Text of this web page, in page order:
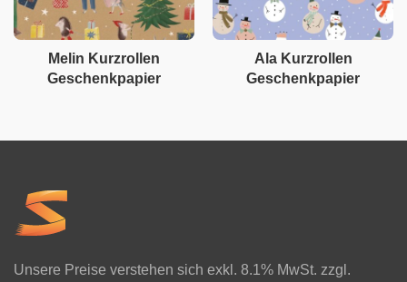
Melin Kurzrollen
Geschenkpapier
Ala Kurzrollen
Geschenkpapier
Unsere Preise verstehen sich exkl. 8.1% MwSt. zzgl.